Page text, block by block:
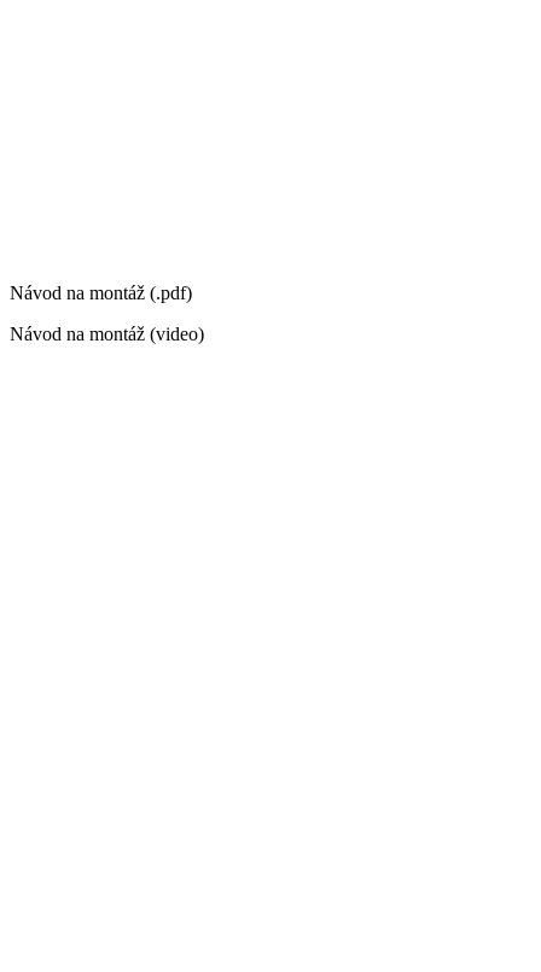
Návod na montáž (.pdf)
Návod na montáž (video)